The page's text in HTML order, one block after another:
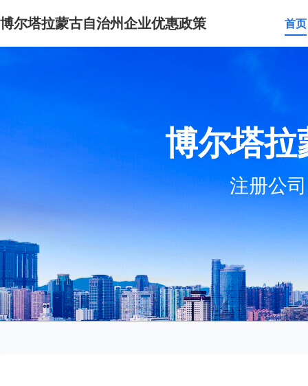
博尔塔拉蒙古自治州企业优惠政策 首页
博尔塔
注册公